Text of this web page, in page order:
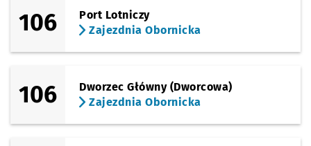
106
Port Lotniczy
Zajezdnia Obornicka
106
Dworzec Główny (Dworcowa)
Zajezdnia Obornicka